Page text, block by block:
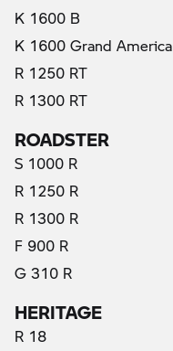
K 1600 B
K 1600 Grand America
R 1250 RT
R 1300 RT
ROADSTER
S 1000 R
R 1250 R
R 1300 R
F 900 R
G 310 R
HERITAGE
R 18